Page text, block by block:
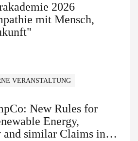
2026
mit Mensch,
VERANSTALTUNG
New Rules for
Energy,
and similar Claims in